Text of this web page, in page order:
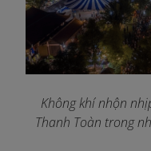
Không khí nhộn
Thanh Toàn trong